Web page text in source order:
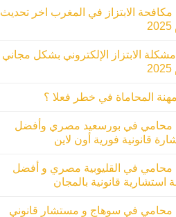
الابتزاز في المغرب اخر تحديث
الابتزاز الإلكتروني بشكل مجاني
المحاماة في خطر فعلا ؟
محامي في بورسعيد مصري وأفضل
قانونية فورية أون لاين
محامي في القليوبية مصري و أفضل
استشارية قانونية بالمجان
محامي في سوهاج و مستشار قانوني